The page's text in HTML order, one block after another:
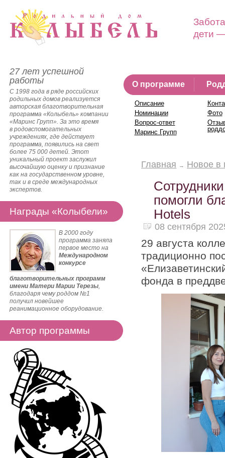
дети
27 лет успешной
работы
С 1998 года в ряде российских
родильных домов реализуется
авторская благотворительная
программа «Колыбель» компании
«Маринс Групп». За это время
в родовспомогательных
учреждениях, где действует
программа, появились на свет
более 75 000 детей. Этот
уникальный проект заслужил
высочайшую оценку и признание
как на государственном уровне,
так и в среде международных
экспертов.
Награды «Колыбели»
В 2000 году
программа заняла
первое место на
Международном
конкурсе
благотворительных программ
имени Матери Марии Терезы,
благодаря чему роддом №1
получил новейшее
реанимационное оборудование.
Автор программы
О программе
Описание
Номинации
Вопрос-ответ
Маринс Групп
Фото
Главная Новое в
помогли
Hotels
08 сентября
29 августа
традиционно
фонда в